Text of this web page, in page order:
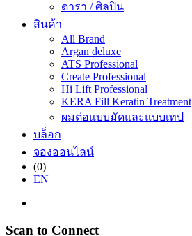
ดารา / ศิลปิน
สินค้า
All Brand
Argan deluxe
ATS Professional
Create Professional
Hi Lift Professional
KERA Fill Keratin Treatment
ผมต่อแบบมัดและแบบเทป
บล็อก
จองออนไลน์
(0)
EN
Scan to Connect